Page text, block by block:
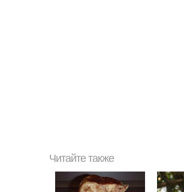
Читайте также